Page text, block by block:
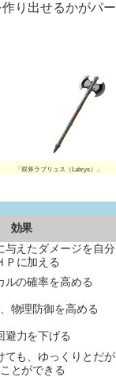
り出せるかがパー
「双斧ラブリュス（Labrys）」
効果
与えたダメージを自分
Ｐに加える
ルの確率を高める
物理防御を高める
避力を下げる
ても、ゆっくりとだが
とができる